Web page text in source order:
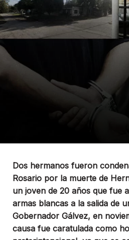
Dos hermanos fueron
Rosario por la muerte de
un joven de 20 años que fue
armas blancas a la salida de
Gobernador Gálvez, en
causa fue caratulada como